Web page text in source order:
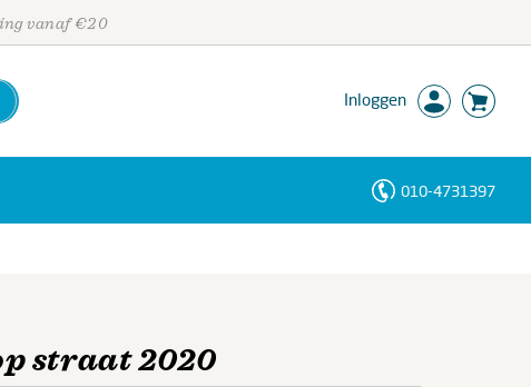
vanaf €20
Inloggen
010-4731397
straat 2020
Personen